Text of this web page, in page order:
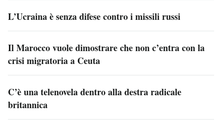
L’Ucraina è senza difese contro i missili russi
Il Marocco vuole dimostrare che non c’entra con la
crisi migratoria a Ceuta
C’è una telenovela dentro alla destra radicale
britannica